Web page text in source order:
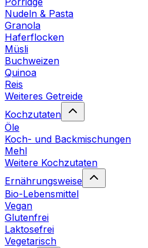
Nudeln & Pasta
Granola
Haferflocken
Müsli
Buchweizen
Quinoa
Reis
Weiteres Getreide
Kochzutaten
Öle
Koch- und Backmischungen
Mehl
Weitere Kochzutaten
Ernährungsweise
Bio-Lebensmittel
Vegan
Glutenfrei
Laktosefrei
Vegetarisch